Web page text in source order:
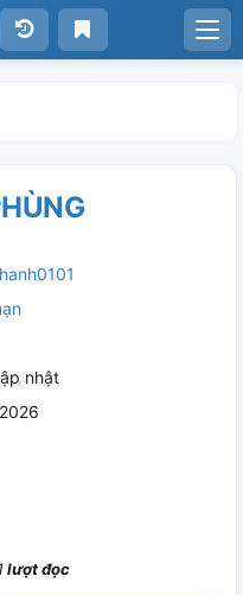
nhật
lượt đọc